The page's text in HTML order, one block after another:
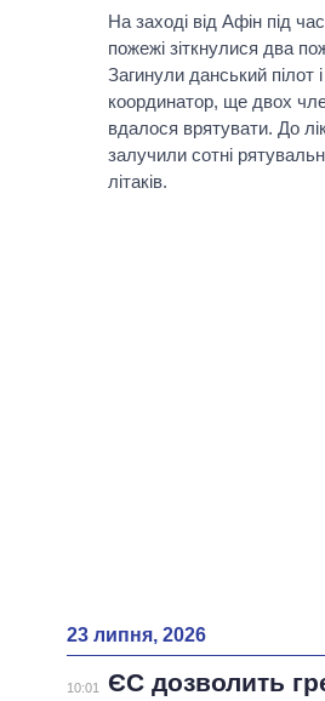
ОГЛЯДИ
ДАЙДЖЕСТИ
ПРЕЗИДЕНТ І ОФІС
ВЕРХОВНА РАДА
ГОЛОВИ
МЕРИ МІСТ
ВІДЕО
ПОРІВНЯННЯ
На заході від Афін під час
пожежі зіткнулися два
Загинули данський пілот
координатор, ще двох
вдалося врятувати. До
залучили сотні
літаків.
23 липня, 2026
10:01
ЄС дозволить